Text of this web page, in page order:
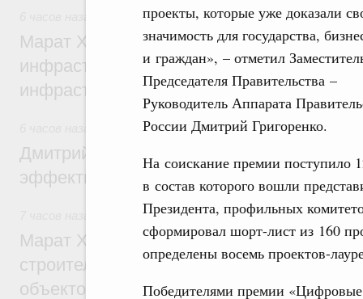
проекты, которые уже доказали
значимость для государства,
и граждан», – отметил
Председателя Правительства –
Руководитель Аппарата
России Дмитрий Григоренко.
На соискание премии поступило
в состав которого вошли
Президента, профильных
сформировал шорт-лист из 160
определены восемь проектов-
Победителями премии
Бюджеты субъектов Федерации.
Марат Хуснуллин: 15 объектов
инфраструктуры построили и обновили
инфраструктурным кредитам
Развитие сельских территорий
Дмитрий Патрушев: Синхронизация
эффективность поддержки сельских
Экономика городов. Городская среда
Марат Хуснуллин: «Единый заказчик»
строительство и реконструкцию более
объектов